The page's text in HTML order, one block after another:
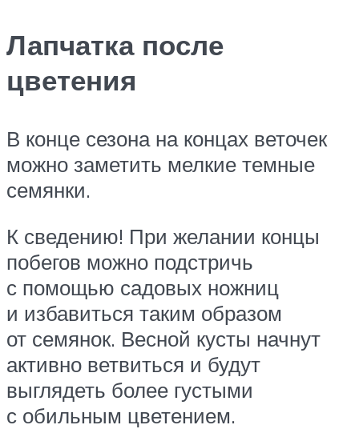
Лапчатка после
цветения
В конце сезона на концах веточек
можно заметить мелкие темные
семянки.
К сведению! При желании концы
побегов можно подстричь
с помощью садовых ножниц
и избавиться таким образом
от семянок. Весной кусты начнут
активно ветвиться и будут
выглядеть более густыми
с обильным цветением.